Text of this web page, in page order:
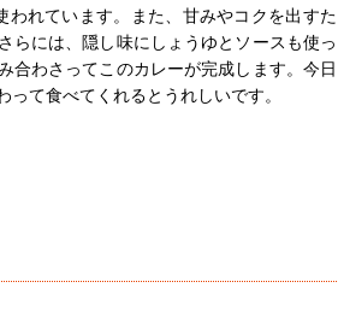
われています。また、甘みやコクを出すた
らには、隠し味にしょうゆとソースも使っ
合わさってこのカレーが完成します。今日
て食べてくれるとうれしいです。